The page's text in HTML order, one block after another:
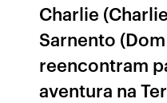
Charlie
Sarnento
reencontram
aventura na